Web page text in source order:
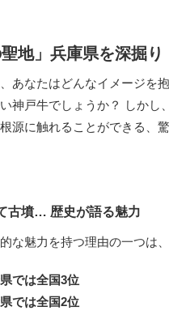
聖地」兵庫県を深掘
、あなたはどんなイメージ
神戸牛でしょうか？ しかし
源に触れることができる、
古墳… 歴史が語る魅力
な魅力を持つ理由の一つは
では全国3位
では全国2位